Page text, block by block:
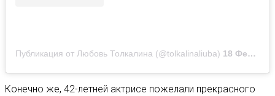
Публикация от Любовь Толкалина (@tolkalinaliuba) 18 Фев 2020 в 9:20 PST
Конечно же, 42-летней актрисе пожелали прекрасного